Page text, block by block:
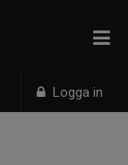
Logga in